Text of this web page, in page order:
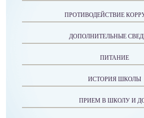
ПРОТИВОДЕЙСТВИЕ
ДОПОЛНИТЕЛЬНЫЕ
ПИТАНИЕ
ИСТОРИЯ ШКОЛЫ
ПРИЕМ В ШКОЛУ И